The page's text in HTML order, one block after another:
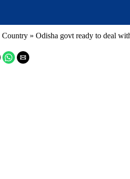
Country » Odisha govt ready to deal